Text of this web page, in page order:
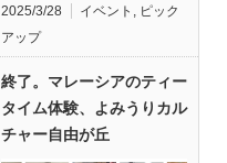
2025/3/28 イベント
ピック
アップ
終了。マレーシアのティー
タイム体験、よみうりカル
チャー自由が丘